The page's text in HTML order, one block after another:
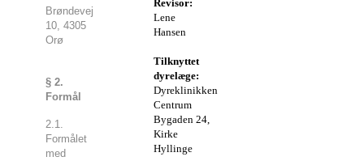
Brøndevej
10, 4305
Orø
§ 2.
Formål
2.1.
Formålet
med
Revisor:
Lene
Hansen
Tilknyttet
dyrelæge:
Dyreklinikken
Centrum
Bygaden 24,
Kirke
Hyllinge